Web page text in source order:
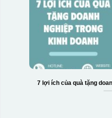
7 lợi ích của quà tặng